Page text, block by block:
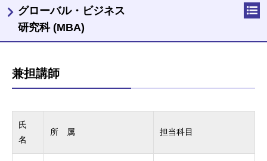
兼担講師
氏
名
所 属 担当科目
グローバル・ビジネス
研究科 (MBA)